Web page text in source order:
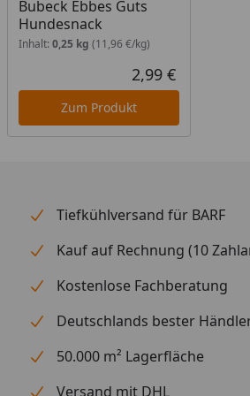
Bubeck Ebbes Guts
Hundesnack
Inhalt: 0,25 kg (11,96 €/kg)
Aktueller
2,99 €
Zum Produkt
Tiefkühlversand für BARF
Kauf auf Rechnung (10
Kostenlose Fachberatung
Deutschlands bester
50.000 m² Lagerfläche
Versand mit DHL